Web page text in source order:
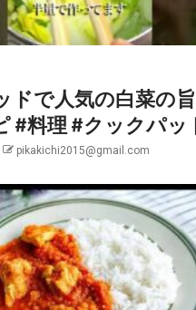
ドで人気の白菜の
#料理 #クックパッ
pikakichi2015@gmail.com